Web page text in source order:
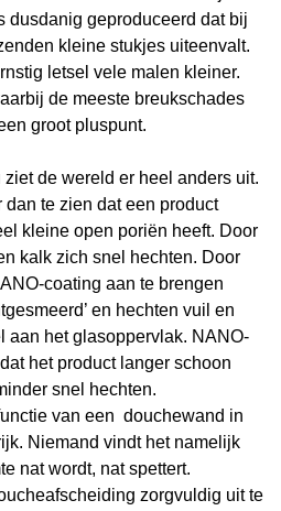
dusdanig geproduceerd dat bij
kleine stukjes uiteenvalt.
letsel vele malen kleiner.
de meeste breukschades
groot pluspunt.
de wereld er heel anders uit.
dan te zien dat een product
kleine open poriën heeft. Door
kalk zich snel hechten. Door
coating aan te brengen
en hechten vuil en
aan het glasoppervlak. NANO-
het product langer schoon
snel hechten.
van een douchewand in
Niemand vindt het namelijk
nat wordt, nat spettert.
zorgvuldig uit te